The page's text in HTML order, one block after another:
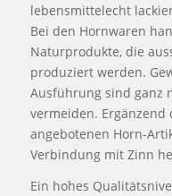
lebensmittelecht
Bei den Hornwaren
Naturprodukte, die
produziert werden.
Ausführung sind ganz
vermeiden. Ergänzend
angebotenen Horn-
Verbindung mit Zinn
Ein hohes